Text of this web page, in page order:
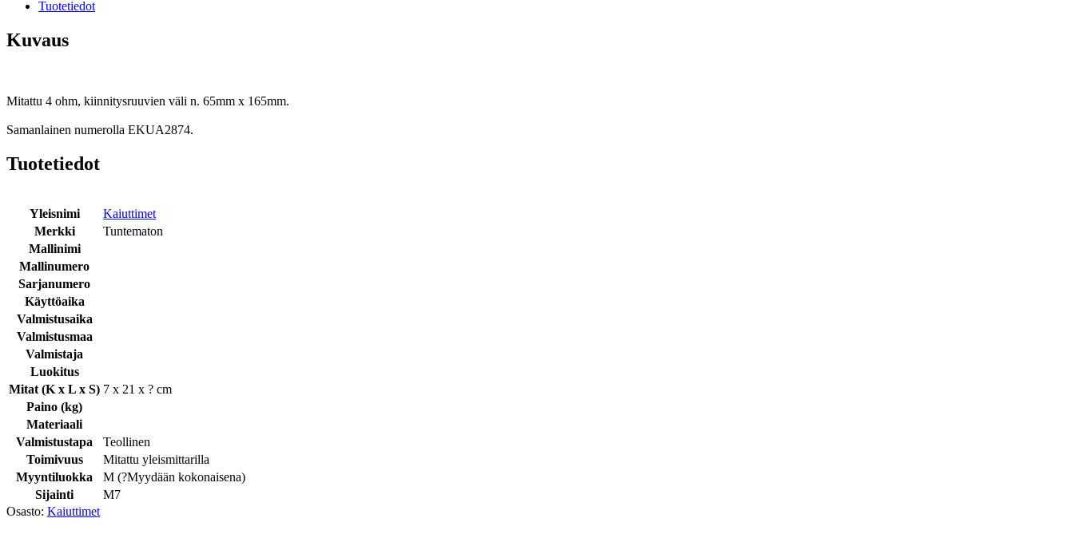
Tuotetiedot
Kuvaus
Mitattu 4 ohm, kiinnitysruuvien väli n. 65mm x 165mm.
Samanlainen numerolla EKUA2874.
Tuotetiedot
Yleisnimi
Kaiuttimet
Merkki
Tuntematon
Mallinimi
Mallinumero
Sarjanumero
Käyttöaika
Valmistusaika
Valmistusmaa
Valmistaja
Luokitus
Mitat (K x L x S) 7 x 21 x ? cm
Paino (kg)
Materiaali
Valmistustapa
Teollinen
Toimivuus
Mitattu yleismittarilla
Myyntiluokka
M (?Myydään kokonaisena)
Sijainti
M7
Osasto: Kaiuttimet